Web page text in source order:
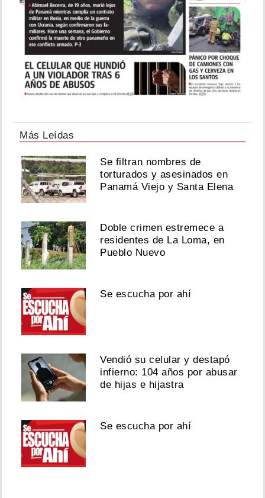
Más Leídas
Se filtran nombres de
torturados y asesinados en
Panamá Viejo y Santa Elena
Doble crimen estremece a
residentes de La Loma, en
Pueblo Nuevo
Se escucha por ahí
Vendió su celular y destapó
infierno: 104 años por abusar
de hijas e hijastra
Se escucha por ahí